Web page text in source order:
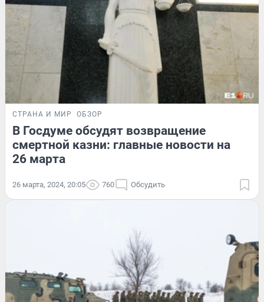
СТРАНА И МИР ОБЗОР
В Госдуме обсудят возвращение
смертной казни: главные новости на
26 марта
26 марта, 2024, 20:05 760 Обсудить